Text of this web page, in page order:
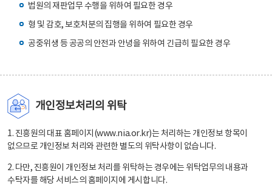
법원의 재판업무 수행을 위하여 필요한 경우
형 및 감호, 보호처분의 집행을 위하여 필요한 경우
공중위생 등 공공의 안전과 안녕을 위하여 긴급히 필요한 경우
개인정보처리의 위탁
1. 진흥원의 대표 홈페이지(www.nia.or.kr)는 처리하는 개인정보 항목이
없으므로 개인정보 처리와 관련한 별도의 위탁사항이 없습니다.
2. 다만, 진흥원이 개인정보 처리를 위탁하는 경우에는 위탁업무의 내용과
수탁자를 해당 서비스의 홈페이지에 게시합니다.